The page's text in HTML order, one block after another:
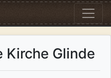
Kirche Glinde